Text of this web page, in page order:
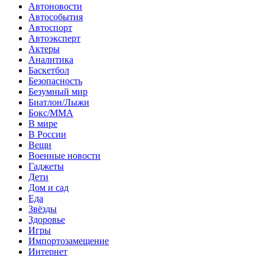
Автоновости
Автособытия
Автоспорт
Автоэксперт
Актеры
Аналитика
Баскетбол
Безопасность
Безумный мир
Биатлон/Лыжи
Бокс/MMA
В мире
В России
Вещи
Военные новости
Гаджеты
Дети
Дом и сад
Еда
Звёзды
Здоровье
Игры
Импортозамещение
Интернет